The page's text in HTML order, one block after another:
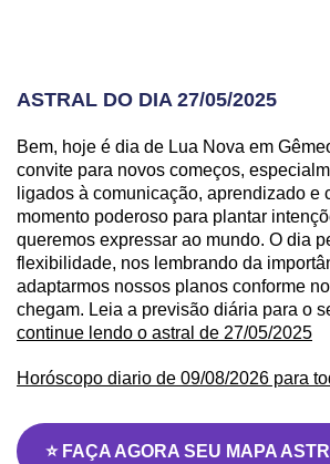
ASTRAL DO DIA 27/05/2025
Bem, hoje é dia de Lua Nova em
convite para novos começos,
ligados à comunicação, aprendizado e
momento poderoso para plantar
queremos expressar ao mundo. O dia
flexibilidade, nos lembrando da
adaptarmos nossos planos conforme
chegam. Leia a previsão diária para o
continue lendo o astral de 27/05/2025
Horóscopo diario de 09/08/2026 para
⭐ FAÇA AGORA SEU MAPA